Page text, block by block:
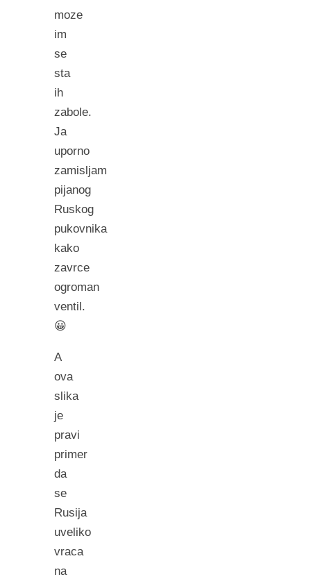
moze
im
se
sta
ih
zabole.
Ja
uporno
zamisljam
pijanog
Ruskog
pukovnika
kako
zavrce
ogroman
ventil.
😀
A
ova
slika
je
pravi
primer
da
se
Rusija
uveliko
vraca
na